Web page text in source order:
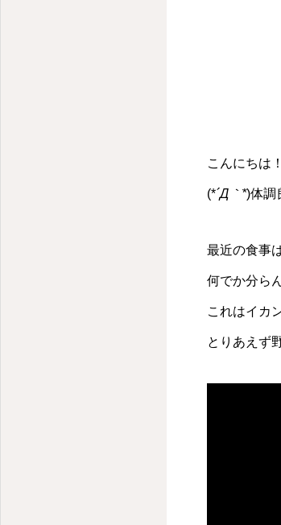
こんにちは
(*´Д｀*)体調
最近の食事
何でか分ら
これはイカ
とりあえず